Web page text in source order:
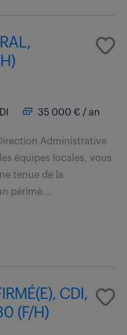
35 000 € / an
Administrative
équipes locales, vous
tenue de la
périmè...
CDI,
(F/H)